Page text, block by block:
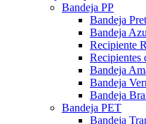
Bandeja PP
Bandeja
Bandeja
Recipiente
Recipientes
Bandeja
Bandeja
Bandeja
Bandeja PET
Bandeja